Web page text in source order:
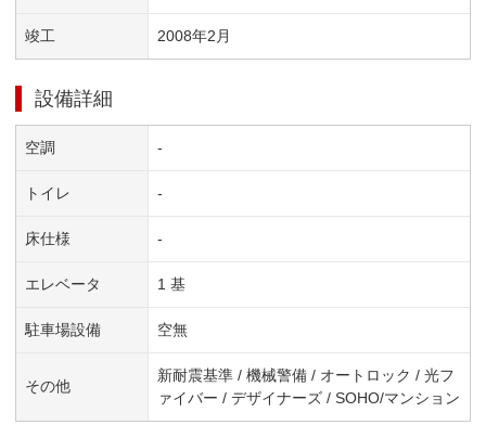
竣工 2008年2 月
設備詳細
空調 -
トイレ -
床仕様 -
エレベータ 1 基
駐車場設備 空無
その他
新耐震基準 / 機械警備 / オートロック / 光フ
ァイバー / デザイナーズ / SOHO/マンション